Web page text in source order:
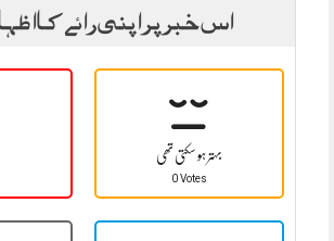
اس خبر پر اپنی رائے کا
بہتر ہو سکتی تھی
0 Votes